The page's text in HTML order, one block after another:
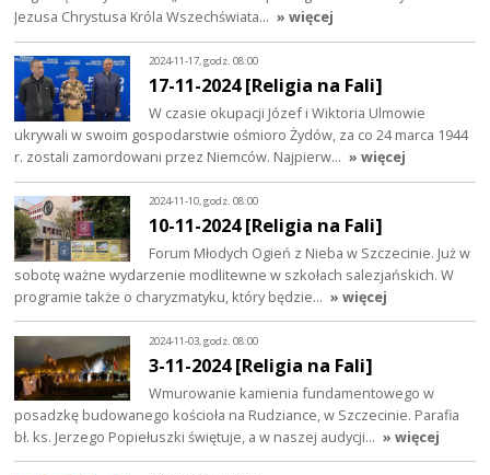
Jezusa Chrystusa Króla Wszechświata… » więcej
2024-11-17, godz. 08:00
17-11-2024 [Religia na Fali]
W czasie okupacji Józef i Wiktoria Ulmowie
ukrywali w swoim gospodarstwie ośmioro Żydów, za co 24 marca 1944
r. zostali zamordowani przez Niemców. Najpierw… » więcej
2024-11-10, godz. 08:00
10-11-2024 [Religia na Fali]
Forum Młodych Ogień z Nieba w Szczecinie. Już w
sobotę ważne wydarzenie modlitewne w szkołach salezjańskich. W
programie także o charyzmatyku, który będzie… » więcej
2024-11-03, godz. 08:00
3-11-2024 [Religia na Fali]
Wmurowanie kamienia fundamentowego w
posadzkę budowanego kościoła na Rudziance, w Szczecinie. Parafia
bł. ks. Jerzego Popiełuszki świętuje, a w naszej audycji… » więcej